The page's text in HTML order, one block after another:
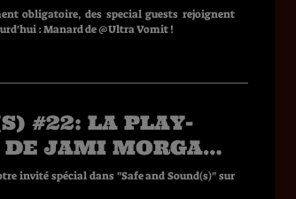
obligatoire, des special guests rejoignent
de play-lists. Aujourd'hui : Manard de @Ultra Vomit !
#22: LA PLAY-
JAMI MORGAN
invité spécial dans "Safe and Sound(s)" sur